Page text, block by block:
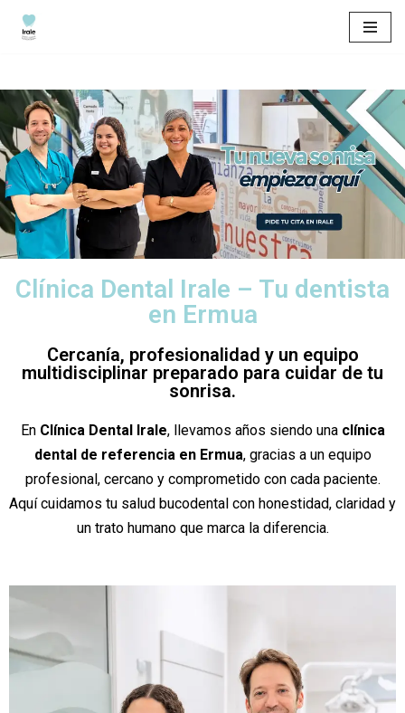
contenido
Clínica Dental Irale – Tu dentista
en Ermua
Cercanía, profesionalidad y un equipo
multidisciplinar preparado para cuidar de tu
sonrisa.
En Clínica Dental Irale, llevamos años siendo una clínica
dental de referencia en Ermua, gracias a un equipo
profesional, cercano y comprometido con cada paciente.
Aquí cuidamos tu salud bucodental con honestidad, claridad y
un trato humano que marca la diferencia.